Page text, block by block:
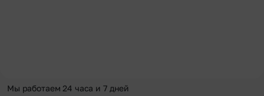
Мы работаем 24 часа и 7 дней